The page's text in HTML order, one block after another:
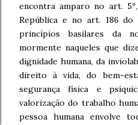
encontra amparo no art.
República e no art. 186 do
princípios basilares da
mormente naqueles que
dignidade humana, da
direito à vida, do bem-
segurança física e
valorização do trabalho
pessoa humana envolve